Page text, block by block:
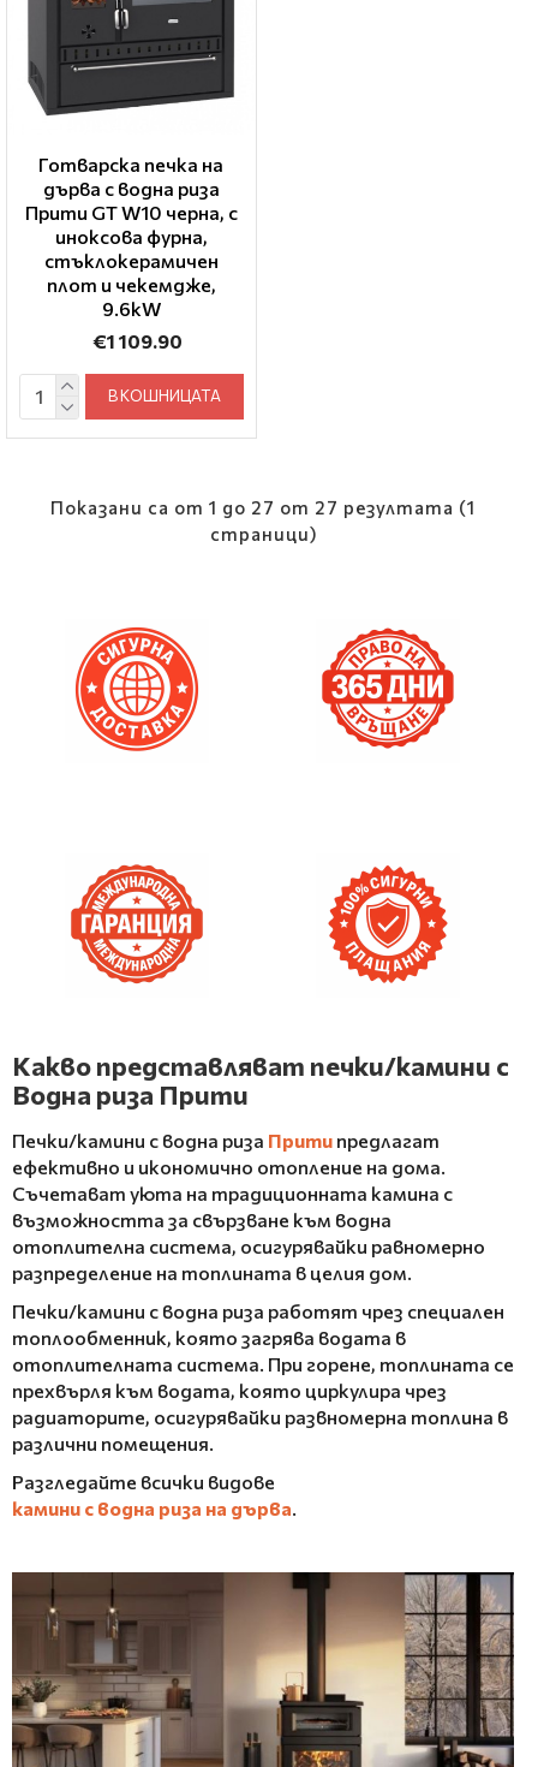
Готварска печка на
дърва с водна риза
Прити GT W10 черна, с
иноксова фурна,
стъклокерамичен
плот и чекемдже,
9.6kW
€1 109.90
В КОШНИЦАТА
Показани са от 1 до 27 от 27 резултата (1
страници)
Какво представляват печки/камини с
Водна риза Прити
Печки/камини с водна риза Прити предлагат
ефективно и икономично отопление на дома.
Съчетават уюта на традиционната камина с
възможността за свързване към водна
отоплителна система, осигурявайки равномерно
разпределение на топлината в целия дом.
Печки/камини с водна риза работят чрез специален
топлообменник, която загрява водата в
отоплителната система. При горене, топлината се
прехвърля към водата, която циркулира чрез
радиаторите, осигурявайки развномерна топлина в
различни помещения.
Разгледайте всички видове
камини с водна риза на дърва